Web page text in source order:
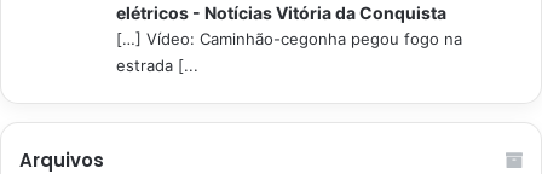
elétricos - Notícias Vitória da Conquista
[…] Vídeo: Caminhão-cegonha pegou fogo na
estrada [...
Arquivos